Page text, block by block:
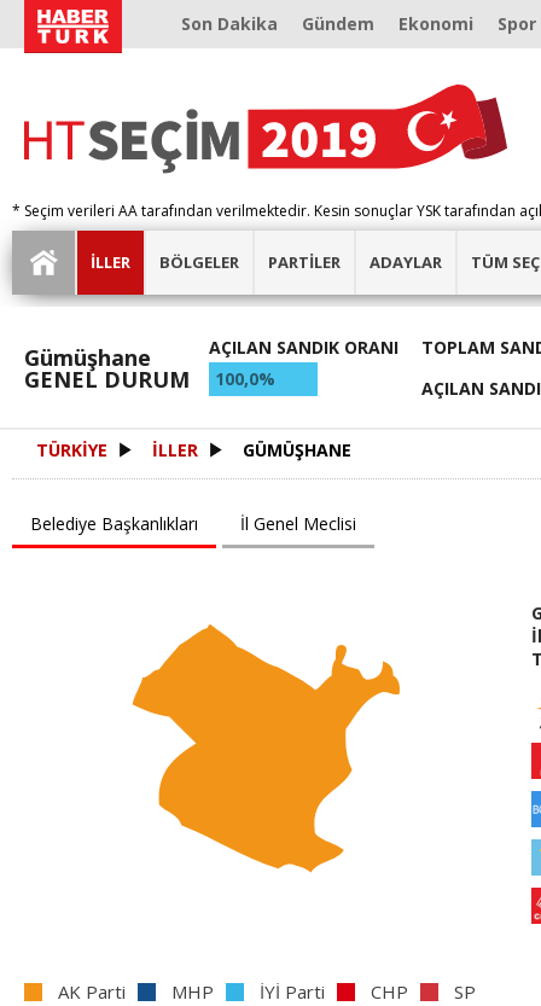
Son Dakika Gündem Ekonomi Spor
* Seçim verileri AA tarafından verilmektedir. Kesin sonuçlar YSK tarafından
İLLER BÖLGELER PARTİLER ADAYLAR TÜM
Gümüşhane
GENEL DURUM
AÇILAN SANDIK ORANI
100,0%
TOPLAM
AÇILAN
TÜRKİYE İLLER GÜMÜŞHANE
Belediye Başkanlıkları İl Genel Meclisi
AK Parti MHP İYİ Parti CHP SP